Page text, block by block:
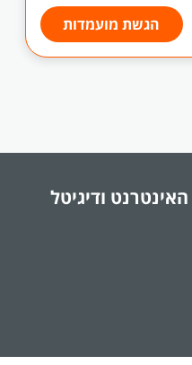
הגשת מועמדות
האינטרנט ודיגיטל